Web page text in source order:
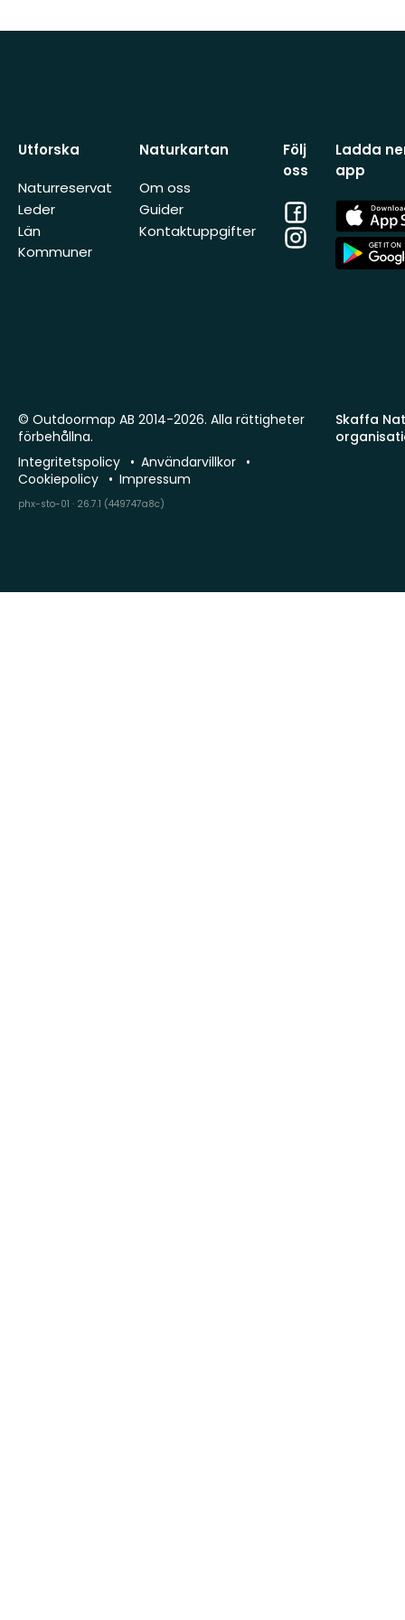
Utforska
Naturreservat
Leder
Län
Kommuner
Naturkartan
Om oss
Guider
Kontaktuppgifter
Följ
oss
Facebook
Instagram
Ladda
app
App
Store
App
Store
Skaffa
© Outdoormap AB 2014-2026. Alla rättigheter
förbehållna.
Integritetspolicy
Användarvillkor
Cookiepolicy
Impressum
phx-sto-01 · 26.7.1 (449747a8c)